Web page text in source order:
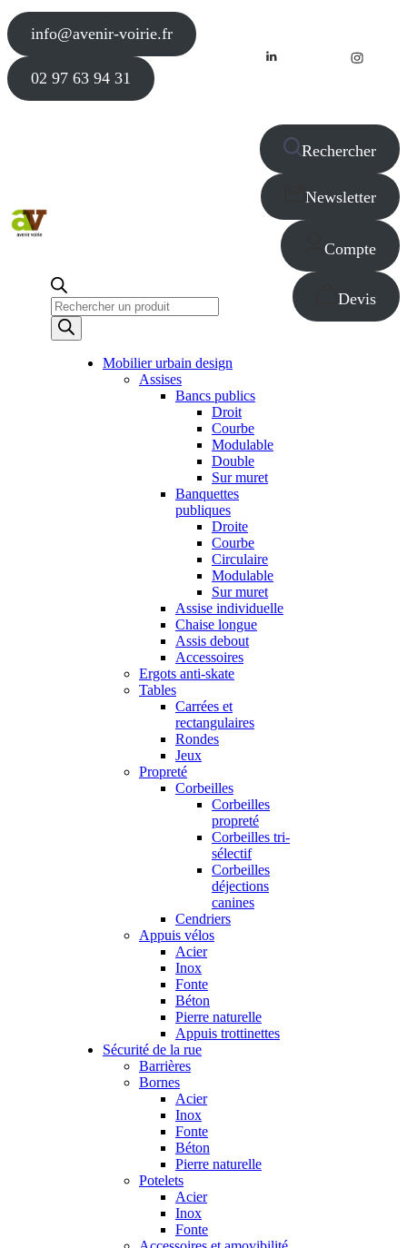
info@avenir-voirie.fr
02 97 63 94 31
Recherche
de
produits
Rechercher
Newsletter
Compte
Devis
Mobilier urbain design
Assises
Bancs publics
Droit
Courbe
Modulable
Double
Sur muret
Banquettes
publiques
Droite
Courbe
Circulaire
Modulable
Sur muret
Assise individuelle
Chaise longue
Assis debout
Accessoires
Ergots anti-skate
Tables
Carrées et
rectangulaires
Rondes
Jeux
Propreté
Corbeilles
Corbeilles
propreté
Corbeilles tri-
sélectif
Corbeilles
déjections
canines
Cendriers
Appuis vélos
Acier
Inox
Fonte
Béton
Pierre naturelle
Appuis trottinettes
Sécurité de la rue
Barrières
Bornes
Acier
Inox
Fonte
Béton
Pierre naturelle
Potelets
Acier
Inox
Fonte